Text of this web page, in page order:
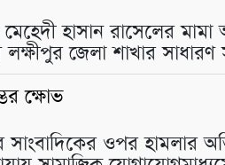
হাসান রাসেলের
লক্ষীপুর জেলা শাখার
ক্ষোভ
ওপর হামলার